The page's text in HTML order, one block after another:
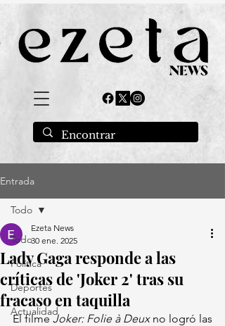
Entrada
Todo
Política
Deportes
Actualidad
Todo
Lady Gaga responde a las
críticas de 'Joker 2' tras su
fracaso en taquilla
Ezeta News
30 ene. 2025
El filme Joker: Folie à Deux no logró las